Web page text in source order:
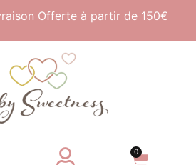
Offerte à partir de 150€
0